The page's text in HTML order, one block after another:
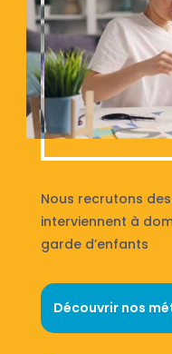
Nous recrutons
interviennent à
garde d’enfants
Découvrir nos